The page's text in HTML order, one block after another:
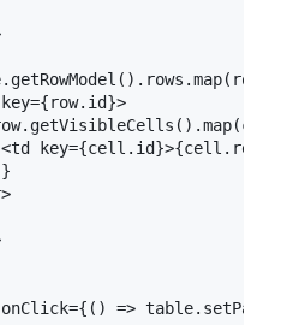
=>
key={row.id}>
<td key={cell.id}>
>
onClick={() =>